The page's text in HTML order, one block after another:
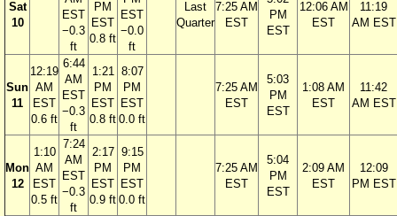
Sat
10
EST
−0.3
ft
PM
EST
0.8 ft
EST
−0.0
ft
Last
Quarter
7:25 AM
EST
PM
EST
12:06 AM
EST
11:19
AM EST
Sun
11
12:19
AM
EST
0.6 ft
6:44
AM
EST
−0.3
ft
1:21
PM
EST
0.8 ft
8:07
PM
EST
0.0 ft
7:25 AM
EST
5:03
PM
EST
1:08 AM
EST
11:42
AM EST
Mon
12
1:10
AM
EST
0.5 ft
7:24
AM
EST
−0.3
ft
2:17
PM
EST
0.9 ft
9:15
PM
EST
0.0 ft
7:25 AM
EST
5:04
PM
EST
2:09 AM
EST
12:09
PM EST